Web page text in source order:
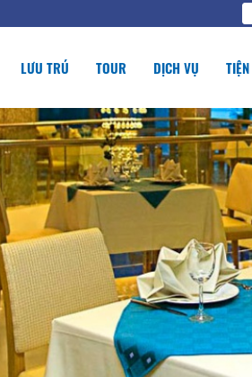
LƯU TRÚ TOUR DỊCH VỤ